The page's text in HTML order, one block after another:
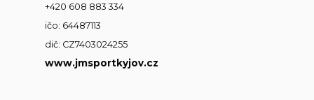
+420 608 883 334
ičo: 64487113
dič: CZ7403024255
www.jmsportkyjov.cz